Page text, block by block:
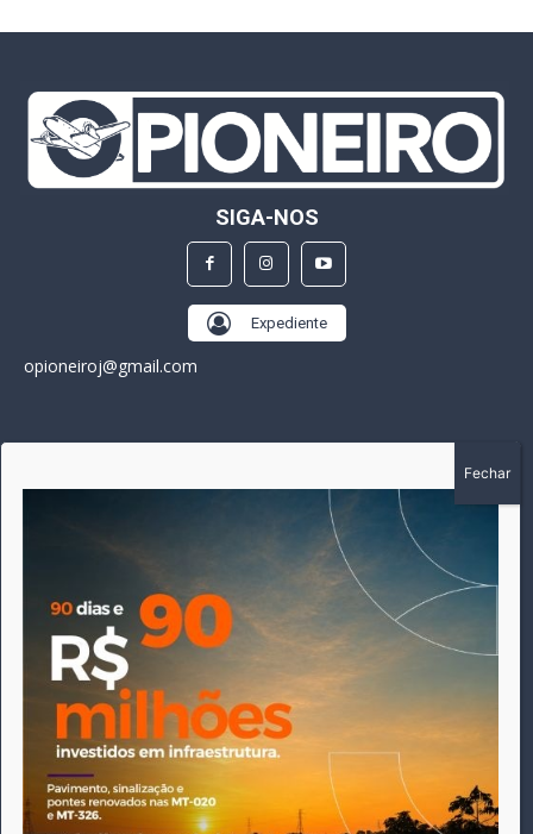
SIGA-NOS
Expediente
opioneiroj@gmail.com
A história do Pioneiro inicia em fevereiro de 2005 em
Canarana - MT, na época, como um jornal impresso semanal,
que chegou a possuir mil assinantes. Durante 15 anos, foram
publicadas 691 edições que narraram os acontecimentos
políticos, policiais e cotidianos de Canarana e região. Fiel a sua
origem, pautado sempre pela busca incessante da
imparcialidade, faz jus a sua logo, com o característico "avião
da praça" de Canarana, sendo o símbolo do
comprometimento deste veículo de comunicação com o
relato dos fatos neste município. Em 06 de dezembro de 2019
circulou a última edição impressa do jornal, que desde então
tem veiculação exclusivamente online.